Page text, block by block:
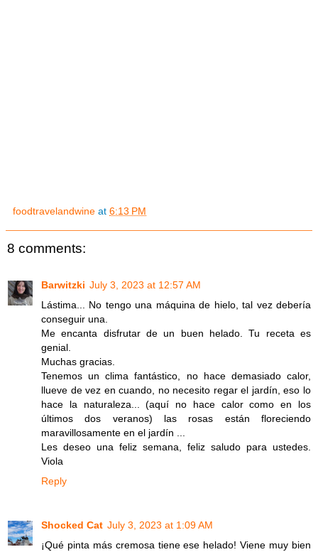
foodtravelandwine at 6:13 PM
8 comments:
Barwitzki July 3, 2023 at 12:57 AM
Lástima... No tengo una máquina de hielo, tal vez debería
conseguir una.
Me encanta disfrutar de un buen helado. Tu receta es
genial.
Muchas gracias.
Tenemos un clima fantástico, no hace demasiado calor,
llueve de vez en cuando, no necesito regar el jardín, eso lo
hace la naturaleza... (aquí no hace calor como en los
últimos dos veranos) las rosas están floreciendo
maravillosamente en el jardín ...
Les deseo una feliz semana, feliz saludo para ustedes.
Viola
Reply
Shocked Cat July 3, 2023 at 1:09 AM
¡Qué pinta más cremosa tiene ese helado! Viene muy bien